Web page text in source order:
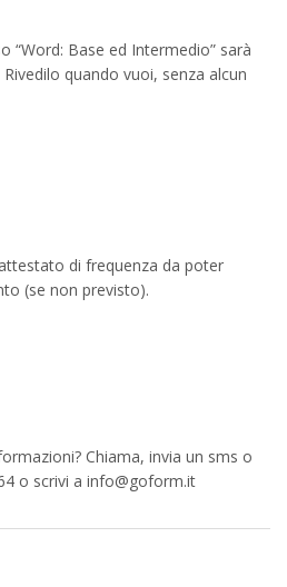
“Word: Base ed Intermedio” sarà
quando vuoi, senza alcun
di frequenza da poter
(se non previsto).
Chiama, invia un sms o
o scrivi a info@goform.it